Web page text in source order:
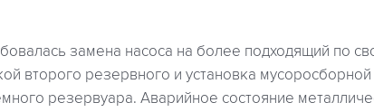
замена насоса на более подходящий по
второго резервного и установка
резервуара. Аварийное состояние